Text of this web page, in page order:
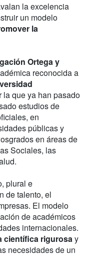
la excelencia
un modelo
la
Ortega y
reconocida a
la que ya han pasado
estudios de
en
públicas y
en áreas de
Sociales, las
plural e
de talento, el
El modelo
de académicos
internacionales.
científica rigurosay
necesidades de un